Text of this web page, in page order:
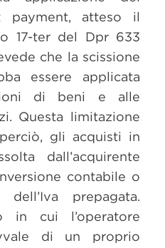
payment, atteso il
17-ter del Dpr 633
che la scissione
essere applicata
di beni e alle
Questa limitazione
gli acquisti in
dall’acquirente
contabile o
prepagata.
cui l’operatore
di un proprio